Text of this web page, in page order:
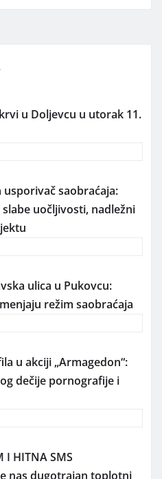
u Doljevcu u utorak 11.
saobraćaja:
uočljivosti, nadležni
ulica u Pukovcu:
režim saobraćaja
u akciji „Armagedon“:
dečije pornografije i
I HITNA SMS
nas dugotrajan toplotni